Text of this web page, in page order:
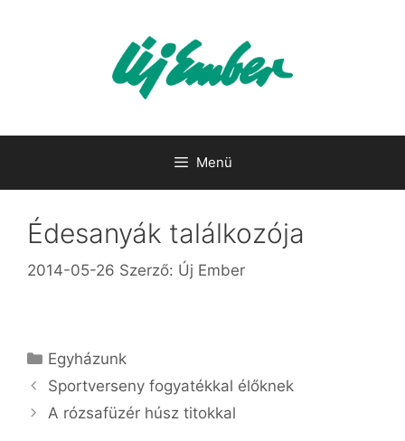
Menü
Édesanyák találkozója
2014-05-26 Szerző: Új Ember
Kategória
Egyházunk
Sportverseny fogyatékkal élőknek
A rózsafüzér húsz titokkal